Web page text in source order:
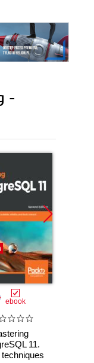
-
ebook
11.